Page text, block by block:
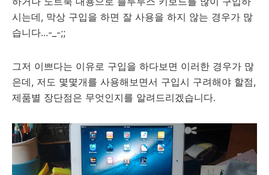
시는데, 막상 구입을 하면 잘 사용을 하지 않는 경우가 많
습니다...-_-;;
그저 이쁘다는 이유로 구입을 하다보면 이러한 경우가 많
은데, 저도 몇몇개를 사용해보면서 구입시 구려해야 할점,
제품별 장단점은 무엇인지를 알려드리겠습니다.